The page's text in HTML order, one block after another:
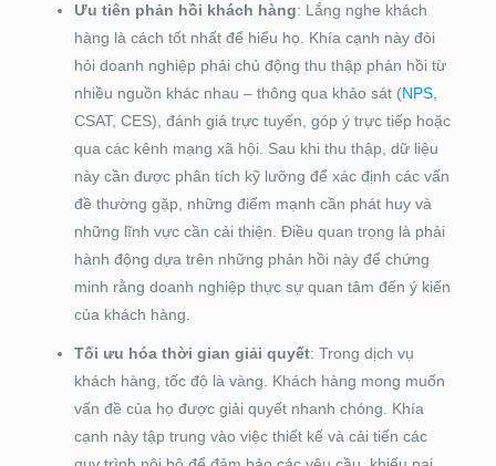
Ưu tiên phản hồi khách hàng: Lắng nghe khách
hàng là cách tốt nhất để hiểu họ. Khía cạnh này đòi
hỏi doanh nghiệp phải chủ động thu thập phản hồi từ
nhiều nguồn khác nhau – thông qua khảo sát (NPS,
CSAT, CES), đánh giá trực tuyến, góp ý trực tiếp hoặc
qua các kênh mạng xã hội. Sau khi thu thập, dữ liệu
này cần được phân tích kỹ lưỡng để xác định các vấn
đề thường gặp, những điểm mạnh cần phát huy và
những lĩnh vực cần cải thiện. Điều quan trọng là phải
hành động dựa trên những phản hồi này để chứng
minh rằng doanh nghiệp thực sự quan tâm đến ý kiến
của khách hàng.
Tối ưu hóa thời gian giải quyết: Trong dịch vụ
khách hàng, tốc độ là vàng. Khách hàng mong muốn
vấn đề của họ được giải quyết nhanh chóng. Khía
cạnh này tập trung vào việc thiết kế và cải tiến các